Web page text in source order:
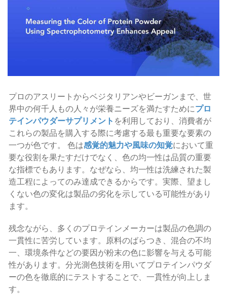
プロのアスリートからベジタリアンやビーガンまで、世
界中の何千人もの人々が栄養ニーズを満たすためにプロ
テインパウダーサプリメント を利用しており、消費者が
これらの製品を購入する際に考慮する最も重要な要素の
一つが色です。 色は感覚的魅力や風味の知覚において重
要な役割を果たすだけでなく、色の均一性は品質の重要
な指標でもあります。なぜなら、均一性は洗練された製
造工程によってのみ達成できるからです。実際、望まし
くない色の変化は製品の劣化を示している可能性があり
ます。
残念ながら、多くのプロテインメーカーは製品の色調の
一貫性に苦労しています。原料のばらつき、混合の不均
一、環境条件などの要因が粉末の色に影響を与える可能
性があります。分光測色技術を用いてプロテインパウダ
ーの色を徹底的にテストすることで、一貫性が向上しま
す。